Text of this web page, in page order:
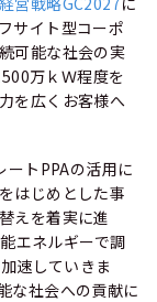
サイト型コーポ
可能な社会の実
万ｋＷ程度を
を広くお客様へ
ートPPAの活用に
はじめとした事
えを着実に進
エネルギーで調
速していきま
な社会への貢献に